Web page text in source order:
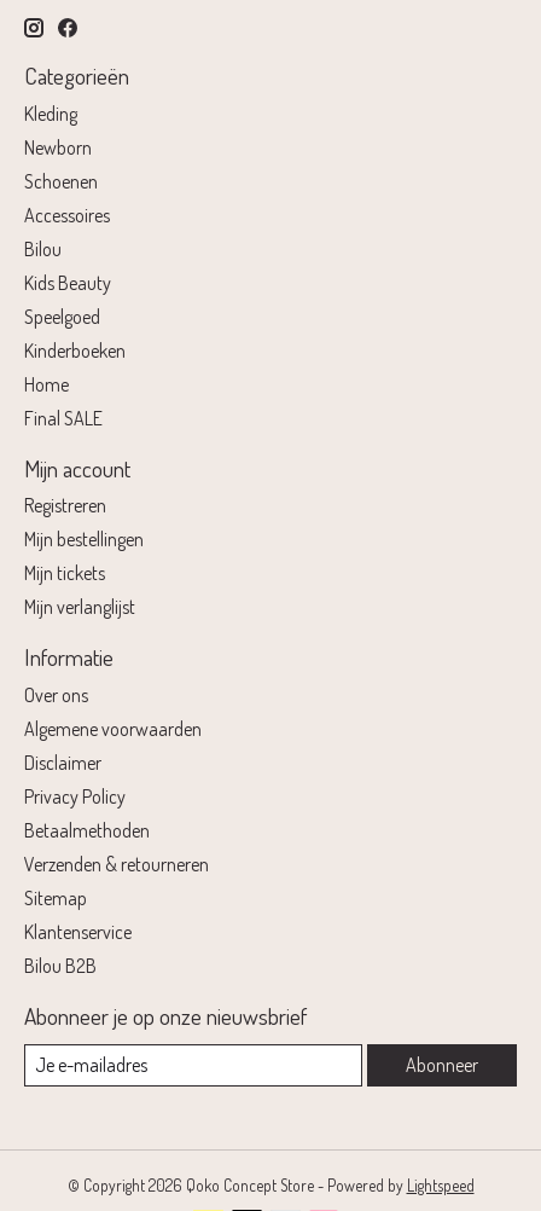
Categorieën
Kleding
Newborn
Schoenen
Accessoires
Bilou
Kids Beauty
Speelgoed
Kinderboeken
Home
Final SALE
Mijn account
Registreren
Mijn bestellingen
Mijn tickets
Mijn verlanglijst
Informatie
Over ons
Algemene voorwaarden
Disclaimer
Privacy Policy
Betaalmethoden
Verzenden & retourneren
Sitemap
Klantenservice
Bilou B2B
Abonneer je op onze nieuwsbrief
Abonneer
© Copyright 2026 Qoko Concept Store - Powered by Lightspeed